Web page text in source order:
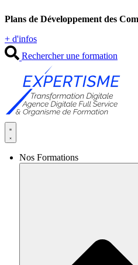
au
Plans de Développement des
+ d'infos
Rechercher une formation
Nos Formations